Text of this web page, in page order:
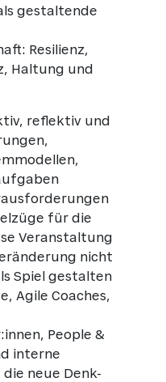
gestaltende
Resilienz,
Haltung und
reflektiv und
für die
Veranstaltung
nicht
Spiel gestalten
Agile Coaches,
People &
interne
neue Denk-